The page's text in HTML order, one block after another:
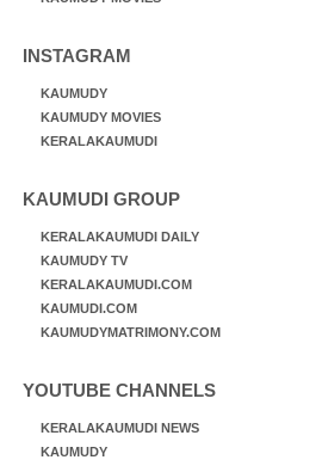
INSTAGRAM
KAUMUDY
KAUMUDY MOVIES
KERALAKAUMUDI
KAUMUDI GROUP
KERALAKAUMUDI DAILY
KAUMUDY TV
KERALAKAUMUDI.COM
KAUMUDI.COM
KAUMUDYMATRIMONY.COM
YOUTUBE CHANNELS
KERALAKAUMUDI NEWS
KAUMUDY